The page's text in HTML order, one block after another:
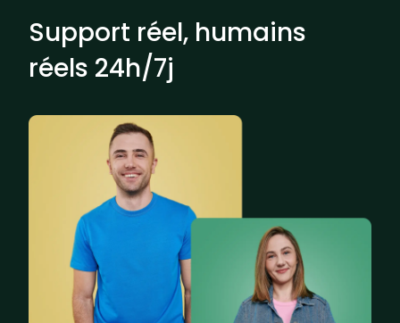
Support réel, humains
réels 24h/7j